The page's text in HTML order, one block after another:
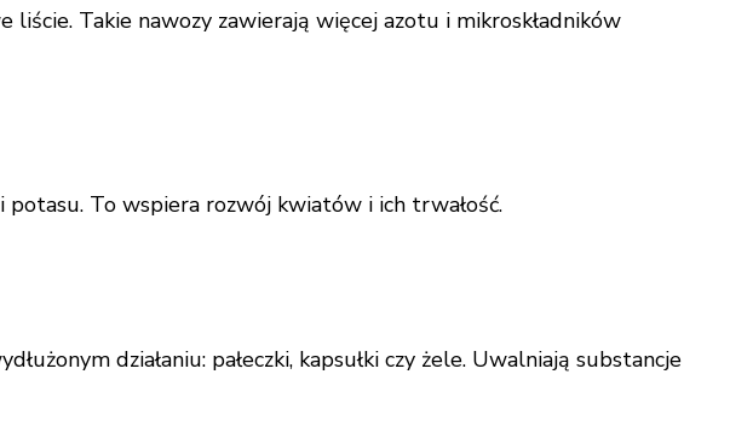
Takie nawozy zawierają więcej azotu i mikroskładników
To wspiera rozwój kwiatów i ich trwałość.
działaniu: pałeczki, kapsułki czy żele. Uwalniają substancje